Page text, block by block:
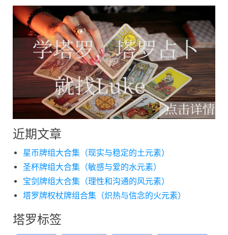
近期文章
星币牌组大合集（现实与稳定的土元素）
圣杯牌组大合集（敏感与爱的水元素）
宝剑牌组大合集（理性和沟通的风元素）
塔罗牌权杖牌组合集（炽热与信念的火元素）
塔罗标签